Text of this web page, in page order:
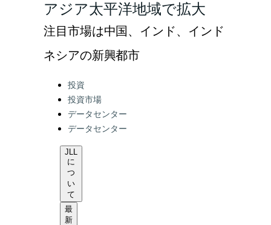
アジア太平洋地域で拡大
注目市場は中国、インド、インド
ネシアの新興都市
Categories:
投資
投資市場
データセンター
データセンター
JLL
に
つ
い
て
最
新